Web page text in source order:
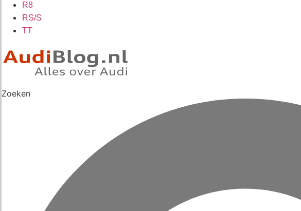
R8
RS/S
TT
Zoeken